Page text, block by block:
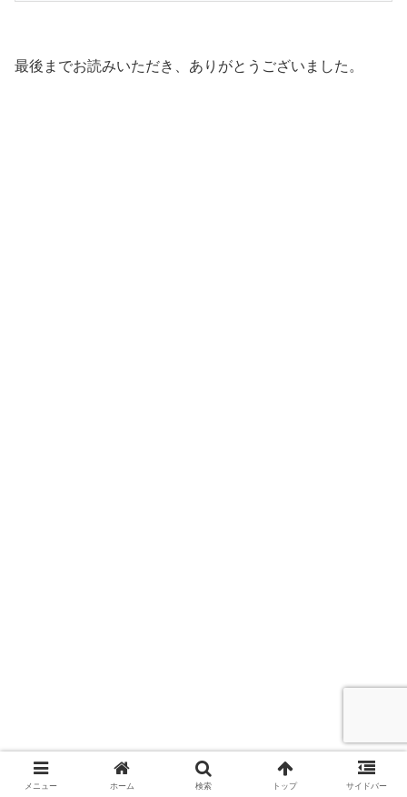
最後までお読みいただき、ありがとうございました。
メニュー ホーム 検索 トップ サイドバー